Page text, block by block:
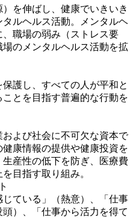
を伸ばし、健康でいきいき
ルヘルス活動。メンタルヘ
職場の弱み（ストレス要
のメンタルヘルス活動を拡
護し、すべての人が平和と
とを目指す普遍的な行動を
よび社会に不可欠な資本で
康情報の提供や健康投資を
産性の低下を防ぎ、医療費
目指す取り組み。
ている」（熱意）、「仕事
）、「仕事から活力を得て